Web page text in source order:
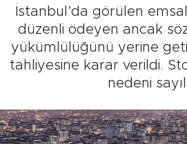
İstanbul’da görülen
düzenli ödeyen ancak
yükümlülüğünü yerine
tahliyesine karar verildi.
nedeni